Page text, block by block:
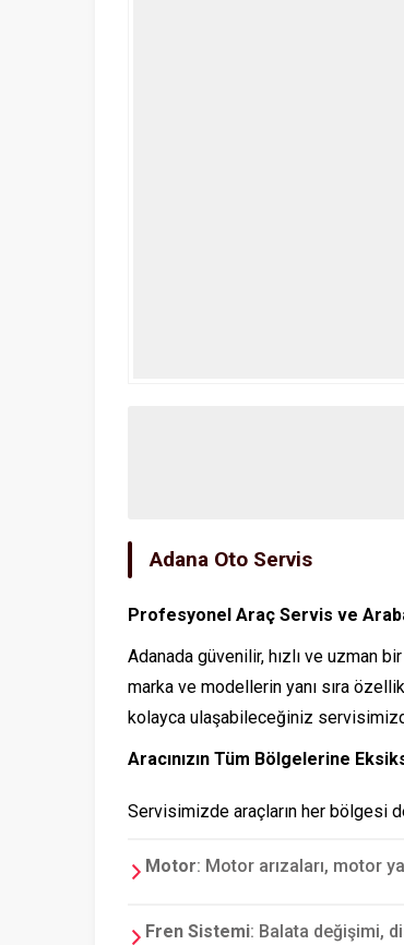
Adana Oto Servis
Profesyonel Araç Servis ve
Adanada güvenilir, hızlı ve uzman bir
marka ve modellerin yanı sıra
kolayca ulaşabileceğiniz
Aracınızın Tüm Bölgelerine
Servisimizde araçların her bölgesi
Motor: Motor arızaları, motor
Fren Sistemi: Balata değişimi,